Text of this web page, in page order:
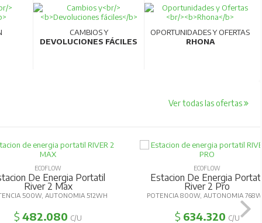
CAMBIOS Y
DEVOLUCIONES FÁCILES
OPORTUNIDADES Y OFERTAS
RHONA
Ver todas las ofertas
ECOFLOW
De Energia Portatil
River 2 Max
500W, AUTONOMIA 512WH
$ 482.080 C/U
ECOFLOW
Estacion De Energia
River 2 Pro
POTENCIA 800W, AUTONOMIA
$ 634.320 C/U